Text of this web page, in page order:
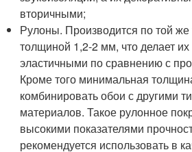
вторичными;
Рулоны. Производится по той же
толщиной 1,2-2 мм, что делает
эластичными по сравнению с
Кроме того минимальная
комбинировать обои с другими
материалов. Такое рулонное
высокими показателями
рекомендуется использовать в